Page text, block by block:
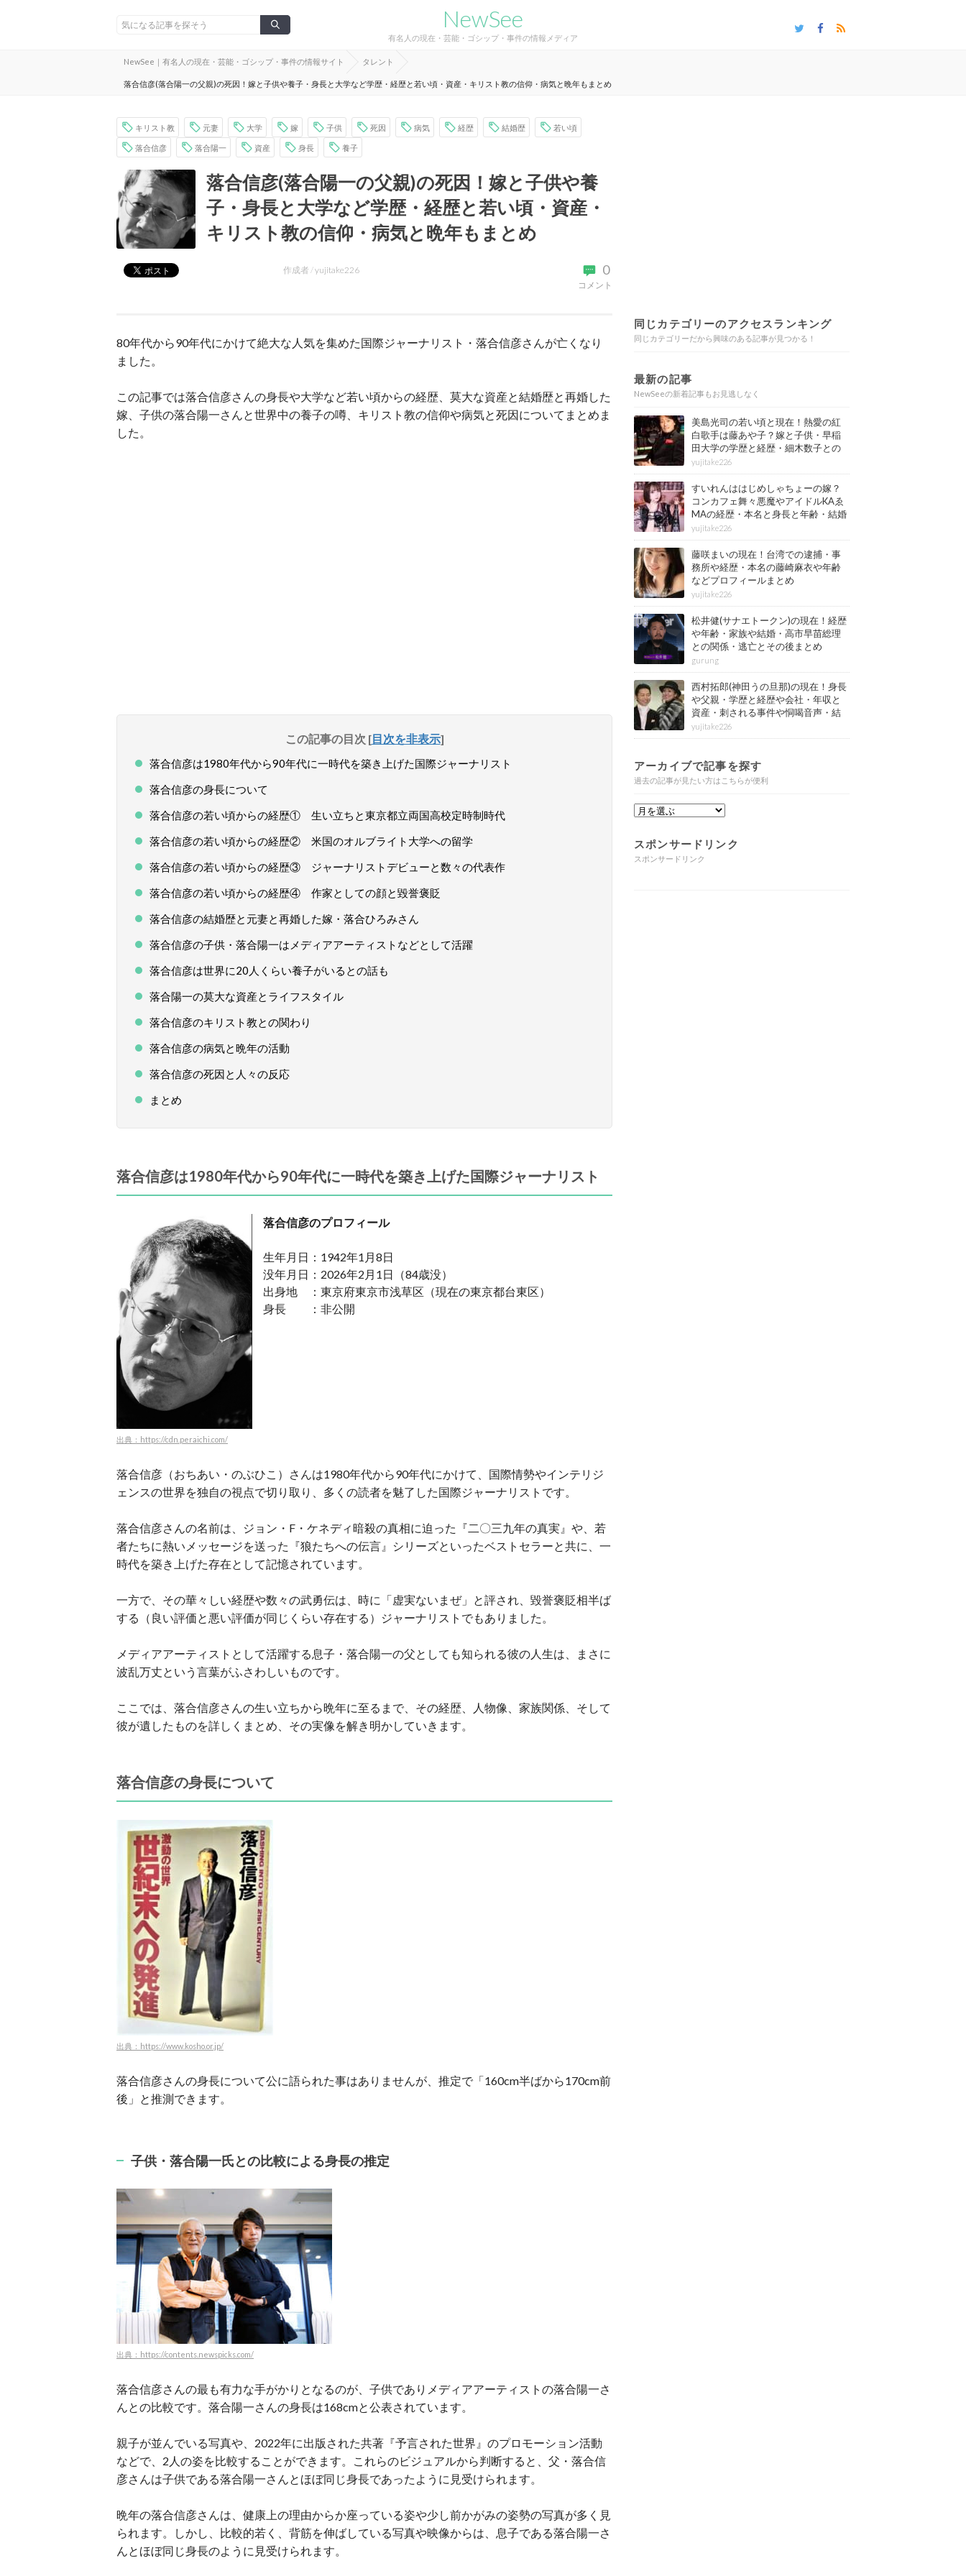
NewSee
有名人の現在・芸能・ゴシップ・事件の情報メディア
NewSee｜有名人の現在・芸能・ゴシップ・事件の情報サイト タレント
落合信彦(落合陽一の父親)の死因！嫁と子供や養子・身長と大学など学歴・経歴と若い頃・資産・キリスト教の信仰・病気と晩年もまとめ
キリスト教 元妻 大学 嫁 子供 死因 病気 経歴 結婚歴 若い頃
落合信彦 落合陽一 資産 身長 養子
落合信彦(落合陽一の父親)の死因！嫁と子供や養
子・身長と大学など学歴・経歴と若い頃・資産・
キリスト教の信仰・病気と晩年もまとめ
0
コメント
作成者 /yujitake226
80年代から90年代にかけて絶大な人気を集めた国際ジャーナリスト・落合信彦さんが亡くなり
ました。
この記事では落合信彦さんの身長や大学など若い頃からの経歴、莫大な資産と結婚歴と再婚した
嫁、子供の落合陽一さんと世界中の養子の噂、 キリスト教の信仰や病気と死因についてまとめま
した。
この記事の目次 [目次を非表示]
落合信彦は1980年代から90年代に一時代を築き上げた国際ジャーナリスト
落合信彦の身長について
落合信彦の若い頃からの経歴① 生い立ちと東京都立両国高校定時制時代
落合信彦の若い頃からの経歴② 米国のオルブライト大学への留学
落合信彦の若い頃からの経歴③ ジャーナリストデビューと数々の代表作
落合信彦の若い頃からの経歴④ 作家としての顔と毀誉褒貶
落合信彦の結婚歴と元妻と再婚した嫁・落合ひろみさん
落合信彦の子供・落合陽一はメディアアーティストなどとして活躍
落合信彦は世界に20人くらい養子がいるとの話も
落合陽一の莫大な資産とライフスタイル
落合信彦のキリスト教との関わり
落合信彦の病気と晩年の活動
落合信彦の死因と人々の反応
まとめ
落合信彦は1980年代から90年代に一時代を築き上げた国際ジャーナリスト
出典：https://cdn.peraichi.com/
落合信彦のプロフィール
生年月日：1942年1月8日
没年月日：2026年2月1日（84歳没）
出身地 ：東京府東京市浅草区（現在の東京都台東区）
身長 ：非公開
落合信彦（おちあい・のぶひこ）さんは1980年代から90年代にかけて、国際情勢やインテリジ
ェンスの世界を独自の視点で切り取り、多くの読者を魅了した国際ジャーナリストです。
落合信彦さんの名前は、ジョン・F・ケネディ暗殺の真相に迫った『二〇三九年の真実』や、若
者たちに熱いメッセージを送った『狼たちへの伝言』シリーズといったベストセラーと共に、一
時代を築き上げた存在として記憶されています。
一方で、その華々しい経歴や数々の武勇伝は、時に「虚実ないまぜ」と評され、毀誉褒貶相半ば
する（良い評価と悪い評価が同じくらい存在する）ジャーナリストでもありました。
メディアアーティストとして活躍する息子・落合陽一の父としても知られる彼の人生は、まさに
波乱万丈という言葉がふさわしいものです。
ここでは、 落合信彦さんの生い立ちから晩年に至るまで、その経歴、人物像、家族関係、そして
彼が遺したものを詳しくまとめ、その実像を解き明かしていきます。
落合信彦の身長について
出典：https://www.kosho.or.jp/
落合信彦さんの身長について公に語られた事はありませんが、推定で「160cm半ばから170cm前
後 」と推測できます。
子供・落合陽一氏との比較による身長の推定
出典：https://contents.newspicks.com/
落合信彦さんの最も有力な手がかりとなるのが、子供でありメディアアーティストの落合陽一さ
んとの比較です。落合陽一さんの身長は168cmと公表されています。
親子が並んでいる写真や、2022年に出版された共著『予言された世界』のプロモーション活動
などで、2人の姿を比較することができます。これらのビジュアルから判断すると、父・落合信
彦さんは子供である落合陽一さんと ほぼ同じ身長であったように見受けられます。
晩年の落合信彦さんは、健康上の理由からか座っている姿や少し前かがみの姿勢の写真が多く見
られます。しかし、比較的若く、背筋を伸ばしている写真や映像からは、息子である落合陽一さ
んとほぼ同じ身長のように見受けられます。
同じカテゴリーのアクセスランキング
同じカテゴリーだから興味のある記事が見つかる！
最新の記事
NewSeeの新着記事もお見逃しなく
美島光司の若い頃と現在！熱愛の紅
白歌手は藤あや子？嫁と子供・早稲
田大学の学歴と経歴・細木数子との
確執もまとめ
yujitake226
すいれんははじめしゃちょーの嫁？
コンカフェ舞々悪魔やアイドルKAゑ
MAの経歴・本名と身長と年齢・結婚
情報もまとめ
yujitake226
藤咲まいの現在！台湾での逮捕・事
務所や経歴・本名の藤崎麻衣や年齢
などプロフィールまとめ
yujitake226
松井健(サナエトークン)の現在！経歴
や年齢・家族や結婚・高市早苗総理
との関係・逃亡とその後まとめ
gurung
西村拓郎(神田うの旦那)の現在！身長
や父親・学歴と経歴や会社・年収と
資産・刺される事件や恫喝音声・結
婚と子供や自宅・脳梗塞の病気もま
とめ
yujitake226
アーカイブで記事を探す
過去の記事が見たい方はこちらが便利
スポンサードリンク
スポンサードリンク